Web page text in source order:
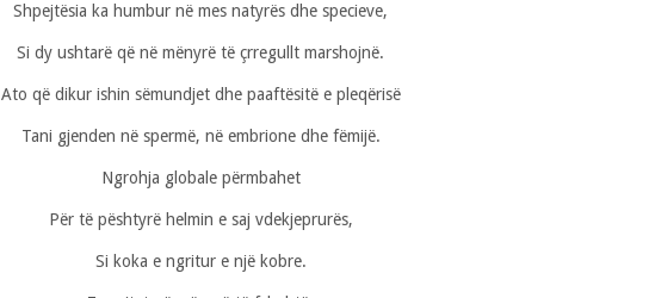
Shpejtësia ka humbur në mes natyrës dhe specieve,
Si dy ushtarë që në mënyrë të çrregullt marshojnë.
Ato që dikur ishin sëmundjet dhe paaftësitë e pleqërisë
Tani gjenden në spermë, në embrione dhe fëmijë.
Ngrohja globale përmbahet
Për të pështyrë helmin e saj vdekjeprurës,
Si koka e ngritur e një kobre.